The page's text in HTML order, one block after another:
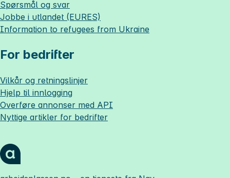
Spørsmål og svar
Jobbe i utlandet (EURES)
Information to refugees from Ukraine
For bedrifter
Vilkår og retningslinjer
Hjelp til innlogging
Overføre annonser med API
Nyttige artikler for bedrifter